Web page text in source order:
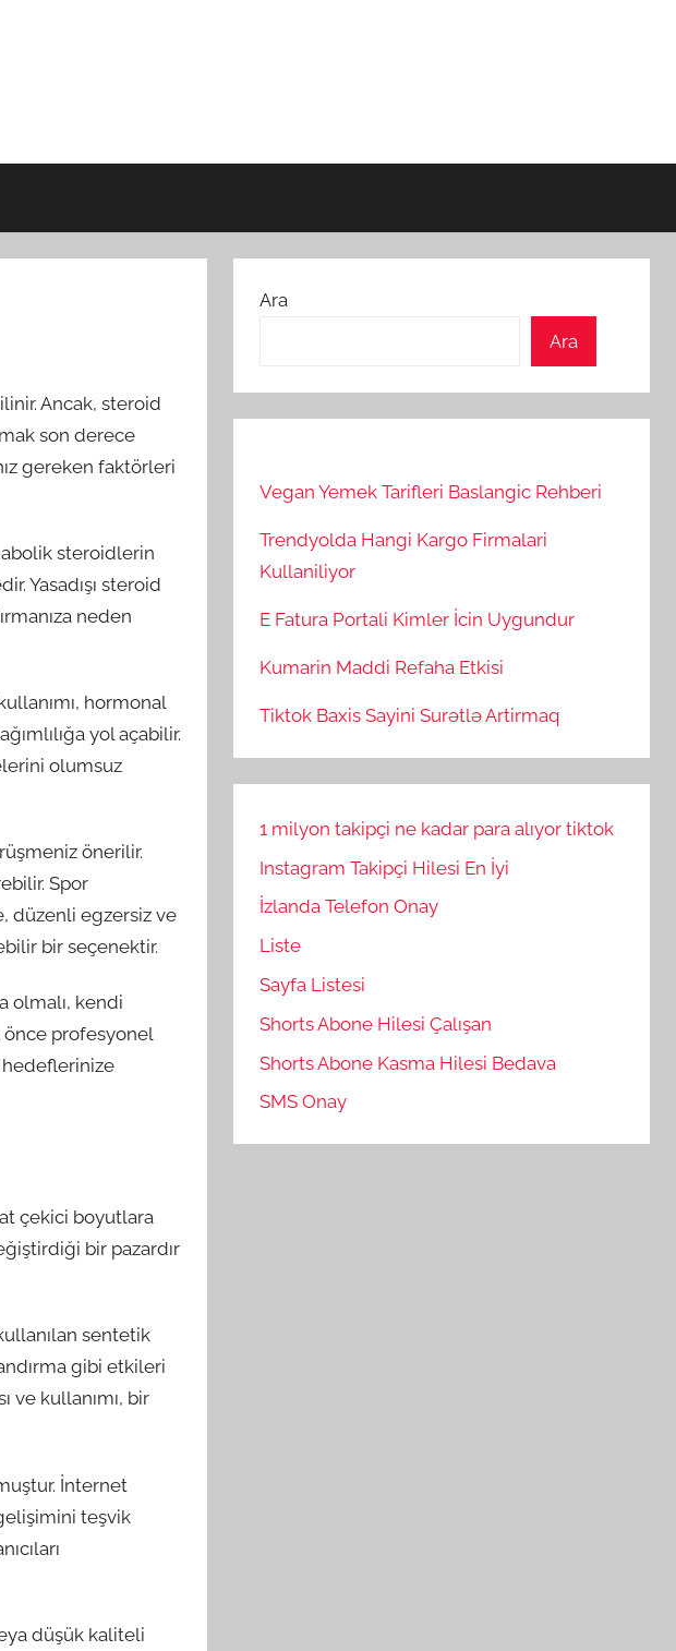
Ancak, steroid
son derece
gereken faktörleri
steroidlerin
Yasadışı steroid
neden
hormonal
yol açabilir.
olumsuz
önerilir.
Spor
düzenli egzersiz ve
bir seçenektir.
olmalı, kendi
önce profesyonel
hedeflerinize
çekici boyutlara
bir pazardır
sentetik
gibi etkileri
ve kullanımı, bir
İnternet
teşvik
düşük kaliteli
Ara
Ara
Vegan Yemek Tarifleri Baslangic Rehberi
Trendyolda Hangi Kargo Firmalari
Kullaniliyor
E Fatura Portali Kimler İcin Uygundur
Kumarin Maddi Refaha Etkisi
Tiktok Baxis Sayini Surətlə Artirmaq
1 milyon takipçi ne kadar para alıyor tiktok
Instagram Takipçi Hilesi En İyi
İzlanda Telefon Onay
Liste
Sayfa Listesi
Shorts Abone Hilesi Çalışan
Shorts Abone Kasma Hilesi Bedava
SMS Onay